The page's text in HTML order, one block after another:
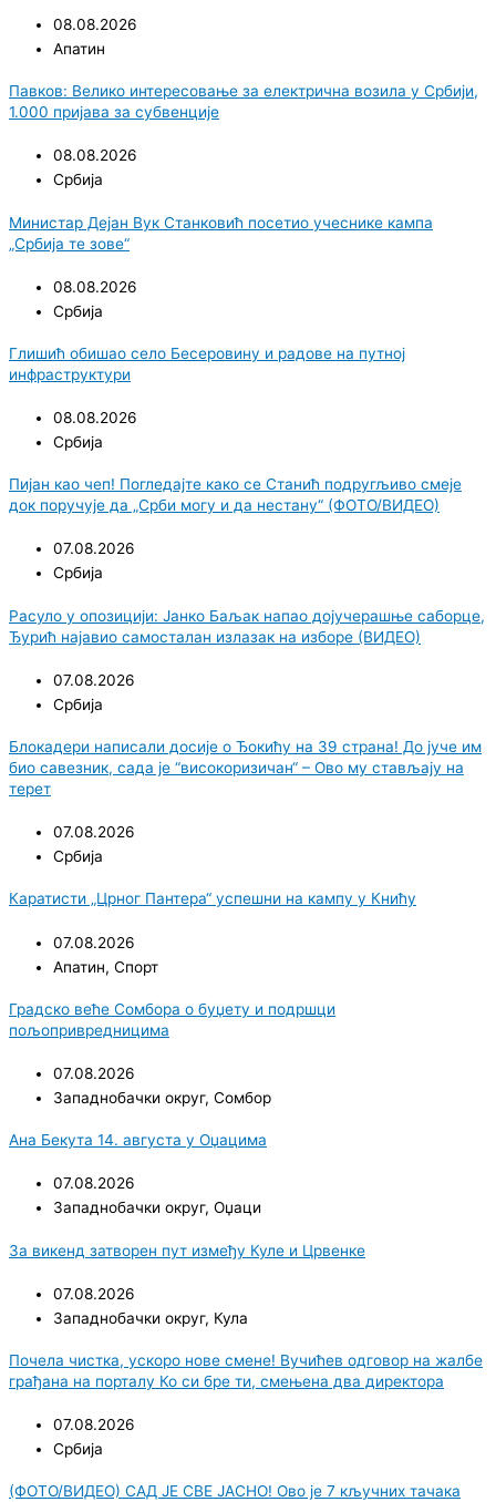
08.08.2026
Апатин
Павков: Велико интересовање за електрична возила у Србији,
1.000 пријава за субвенције
08.08.2026
Србија
Министар Дејан Вук Станковић посетио учеснике кампа
„Србија те зове“
08.08.2026
Србија
Глишић обишао село Бесеровину и радове на путној
инфраструктури
08.08.2026
Србија
Пијан као чеп! Погледајте како се Станић подругљиво смеје
док поручује да „Срби могу и да нестану“ (ФОТО/ВИДЕО)
07.08.2026
Србија
Расуло у опозицији: Јанко Баљак напао дојучерашње саборце,
Ђурић најавио самосталан излазак на изборе (ВИДЕО)
07.08.2026
Србија
Блокадери написали досије о Ђокићу на 39 страна! До јуче им
био савезник, сада је “високоризичан“ – Ово му стављају на
терет
07.08.2026
Србија
Каратисти „Црног Пантера“ успешни на кампу у Книћу
07.08.2026
Апатин, Спорт
Градско веће Сомбора о буџету и подршци
пољопривредницима
07.08.2026
Западнобачки округ, Сомбор
Ана Бекута 14. августа у Оџацима
07.08.2026
Западнобачки округ, Оџаци
За викенд затворен пут између Куле и Црвенке
07.08.2026
Западнобачки округ, Кула
Почела чистка, ускоро нове смене! Вучићев одговор на жалбе
грађана на порталу Ко си бре ти, смењена два директора
07.08.2026
Србија
(ФОТО/ВИДЕО) САД ЈЕ СВЕ ЈАСНО! Ово је 7 кључних тачака